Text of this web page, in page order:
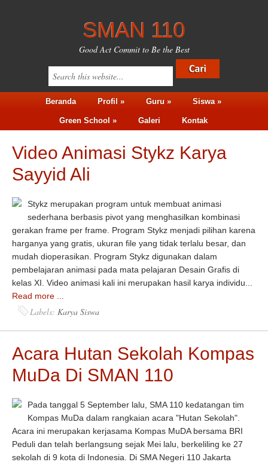
SMAN 110
Good Act Commit to Be the Best
Beranda Profil » Guru » Siswa »
Green School » Galeri Kontak
Video Animasi Stykz Karya
Sayyid Ali
Stykz merupakan program untuk membuat animasi
sederhana berbasis pivot yang menghasilkan kombinasi
gerakan frame per frame. Program Stykz menjadi pilihan karena
harganya yang gratis, ukuran file yang tidak terlalu besar, dan
mudah dioperasikan. Program Stykz digunakan dalam
pembelajaran animasi pada mata pelajaran Desain Grafis di
kelas XI. Video animasi kali ini merupakan hasil karya individu...
Read more ...
Labels:Karya Siswa
Acara Hutan Sekolah Kompas
MuDa Di SMAN 110
Pada tanggal 5 September lalu, SMA 110 kedatangan tim
Kompas MuDa dalam rangkaian acara "Hutan Sekolah".
Acara ini merupakan kerjasama Kompas MuDA bersama BRI
Peduli dan telah berlangsung sejak Mei lalu, berkeliling ke 27
sekolah di 9 kota di Indonesia. Di SMA Negeri 110 Jakarta